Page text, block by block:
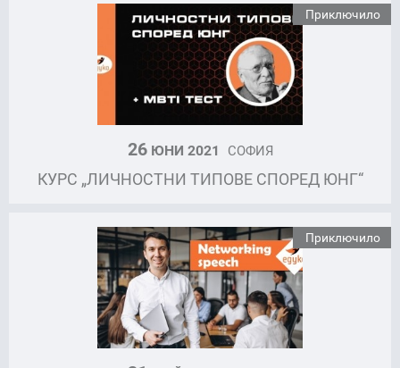
Приключило
26ЮНИ 2021 СОФИЯ
КУРС „ЛИЧНОСТНИ ТИПОВЕ СПОРЕД ЮНГ“
Приключило